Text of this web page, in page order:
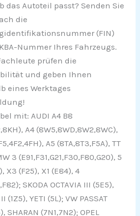
das Autoteil passt? Senden Sie
die
(FIN)
Nummer Ihres Fahrzeugs.
prüfen die
und geben Ihnen
eines Werktages
mit: AUDI A4 B8
A4 (8W5,8WD,8W2,8WC),
A5 (8TA,8T3,F5A), TT
3 (E91,F31,G21,F30,F80,G20), 5
X3 (F25), X1 (E84), 4
SKODA OCTAVIA III (5E5),
(1Z5), YETI (5L); VW PASSAT
SHARAN (7N1,7N2); OPEL